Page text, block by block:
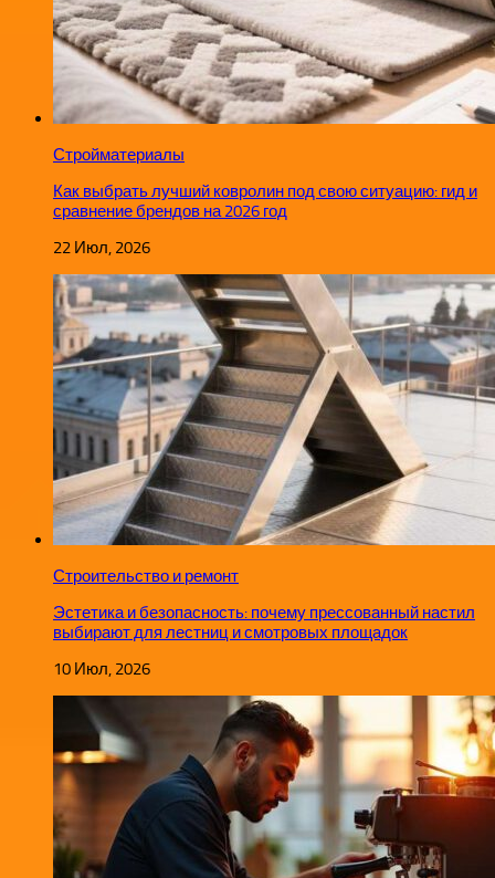
Стройматериалы
Как выбрать лучший ковролин под свою ситуацию: гид и
сравнение брендов на 2026 год
22 Июл, 2026
Строительство и ремонт
Эстетика и безопасность: почему прессованный настил
выбирают для лестниц и смотровых площадок
10 Июл, 2026